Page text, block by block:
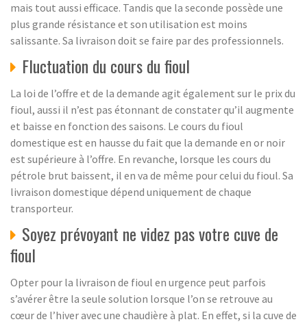
mais tout aussi efficace. Tandis que la seconde possède une
plus grande résistance et son utilisation est moins
salissante. Sa livraison doit se faire par des professionnels.
Fluctuation du cours du fioul
La loi de l’offre et de la demande agit également sur le prix du
fioul, aussi il n’est pas étonnant de constater qu’il augmente
et baisse en fonction des saisons. Le cours du fioul
domestique est en hausse du fait que la demande en or noir
est supérieure à l’offre. En revanche, lorsque les cours du
pétrole brut baissent, il en va de même pour celui du fioul. Sa
livraison domestique dépend uniquement de chaque
transporteur.
Soyez prévoyant ne videz pas votre cuve de
fioul
Opter pour la livraison de fioul en urgence peut parfois
s’avérer être la seule solution lorsque l’on se retrouve au
cœur de l’hiver avec une chaudière à plat. En effet, si la cuve de